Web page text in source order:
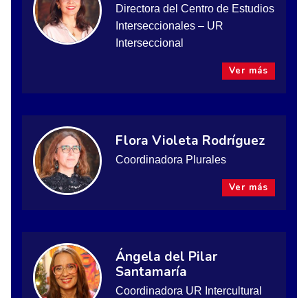
Directora del Centro de Estudios
Interseccionales – UR
Interseccional
Ver más
Flora Violeta Rodríguez
Coordinadora Plurales
Ver más
Ángela del Pilar
Santamaría
Coordinadora UR Intercultural